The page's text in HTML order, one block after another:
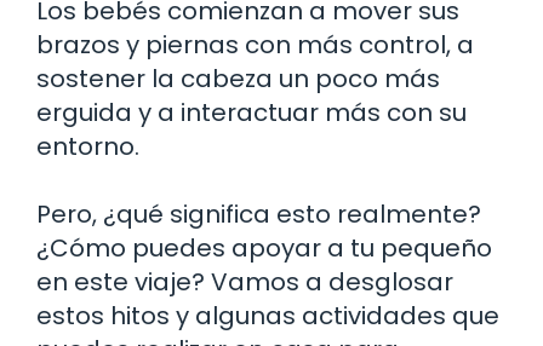
Los bebés comienzan a mover sus
brazos y piernas con más control, a
sostener la cabeza un poco más
erguida y a interactuar más con su
entorno.
Pero, ¿qué significa esto realmente?
¿Cómo puedes apoyar a tu pequeño
en este viaje? Vamos a desglosar
estos hitos y algunas actividades que